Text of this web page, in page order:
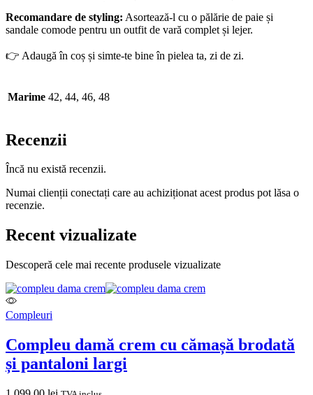
Recomandare de styling: Asortează-l cu o pălărie de paie și
sandale comode pentru un outfit de vară complet și lejer.
👉 Adaugă în coș și simte-te bine în pielea ta, zi de zi.
Marime 42, 44, 46, 48
Recenzii
Încă nu există recenzii.
Numai clienții conectați care au achiziționat acest produs pot lăsa o
recenzie.
Recent vizualizate
Descoperă cele mai recente produsele vizualizate
Compleuri
Compleu damă crem cu cămașă brodată
și pantaloni largi